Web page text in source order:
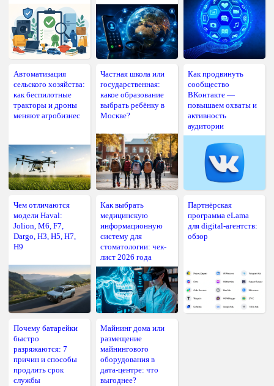
Автоматизация
сельского хозяйства:
как беспилотные
тракторы и дроны
меняют агробизнес
Частная школа или
государственная:
какое образование
выбрать ребёнку в
Москве?
Как продвинуть
сообщество
ВКонтакте —
повышаем охваты и
активность
аудитории
Чем отличаются
модели Haval:
Jolion, M6, F7,
Dargo, H3, H5, H7,
H9
Как выбрать
медицинскую
информационную
систему для
стоматологии: чек-
лист 2026 года
Партнёрская
программа eLama
для digital-агентств:
обзор
Почему батарейки
быстро
разряжаются: 7
причин и способы
продлить срок
службы
Майнинг дома или
размещение
майнингового
оборудования в
дата-центре: что
выгоднее?